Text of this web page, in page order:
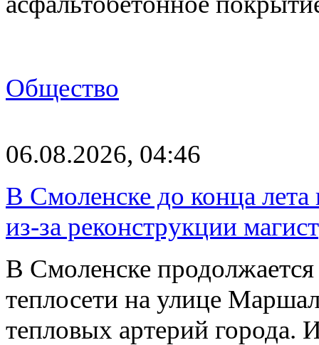
Общество
06.08.2026, 04:46
В Смоленске до конца
из-за реконструкции
В Смоленске
теплосети на улице
тепловых артерий